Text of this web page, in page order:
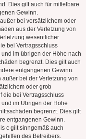
Dies gilt auch für mittelbare
Gewinn.
bei vorsätzlichem oder
aus der Verletzung von
wesentlicher
bei Vertragsschluss
im übrigen der Höhe nach
begrenzt. Dies gilt auch
entgangenen Gewinn.
bei der Verletzung von
oder grob
die bei Vertragsschluss
im Übrigen der Höhe
begrenzt. Dies gilt
entgangenen Gewinn.
c gilt sinngemäß auch
des Betreibers.